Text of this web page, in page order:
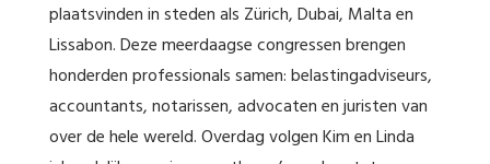
plaatsvinden in steden als Zürich, Dubai, Malta en
Lissabon. Deze meerdaagse congressen brengen
honderden professionals samen: belastingadviseurs,
accountants, notarissen, advocaten en juristen van
over de hele wereld. Overdag volgen Kim en Linda